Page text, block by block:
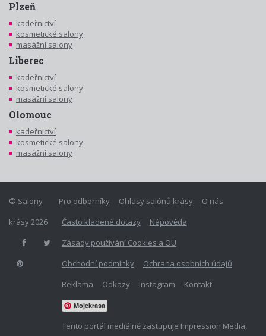
Plzeň
kadeřnictví
kosmetické salony
masážní salony
Liberec
kadeřnictví
kosmetické salony
masážní salony
Olomouc
kadeřnictví
kosmetické salony
masážní salony
Pro odborníky Ohlasy salónů krásy
O nás
Často kladené dotazy
Nápověda
Zásady používání Cookies a OU
Obchodní podmínky
Ochrana osobních údajů
Reklama
Odkazy Instagram Kontakt
Mojekrasa
Tento portál mediálně zastupuje Impression Media,
© Salony
krásy 2026